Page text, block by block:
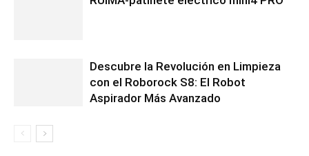
Descubre la Revolución en Limpieza
con el Roborock S8: El Robot
Aspirador Más Avanzado